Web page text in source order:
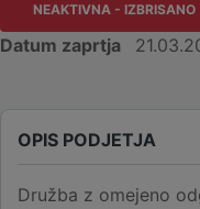
NEAKTIVNA - IZBRISANO
Datum zaprtja
OPIS PODJETJA
Družba z omejeno